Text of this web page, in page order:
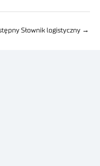
Słownik logistyczny →